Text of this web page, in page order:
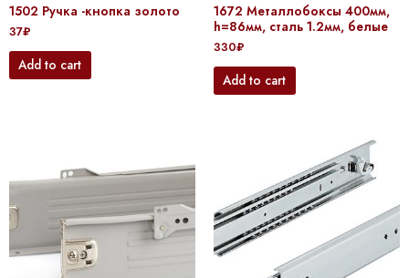
1502 Ручка -кнопка золото
37₽
Add to cart
1672 Металлобоксы 400мм,
h=86мм, сталь 1.2мм, белые
330₽
Add to cart